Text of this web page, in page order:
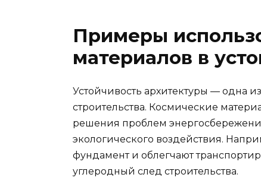
Примеры
материалов в
Устойчивость архитектуры — одна
строительства. Космические
решения проблем
экологического воздействия.
фундамент и облегчают
углеродный след строительства.